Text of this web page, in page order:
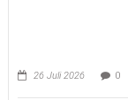
26 Juli 2026 0